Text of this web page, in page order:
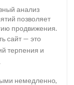
анализ
позволяет
продвижения.
сайт — это
терпения и
немедленно,